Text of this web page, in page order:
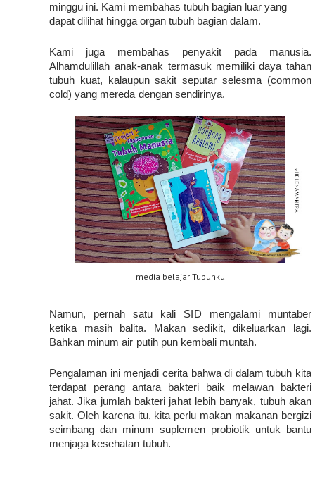
minggu ini. Kami membahas tubuh bagian luar yang
dapat dilihat hingga organ tubuh bagian dalam.
Kami juga membahas penyakit pada manusia.
Alhamdulillah anak-anak termasuk memiliki daya tahan
tubuh kuat, kalaupun sakit seputar selesma (common
cold) yang mereda dengan sendirinya.
media belajar Tubuhku
Namun, pernah satu kali SID mengalami muntaber
ketika masih balita. Makan sedikit, dikeluarkan lagi.
Bahkan minum air putih pun kembali muntah.
Pengalaman ini menjadi cerita bahwa di dalam tubuh kita
terdapat perang antara bakteri baik melawan bakteri
jahat. Jika jumlah bakteri jahat lebih banyak, tubuh akan
sakit. Oleh karena itu, kita perlu makan makanan bergizi
seimbang dan minum suplemen probiotik untuk bantu
menjaga kesehatan tubuh.